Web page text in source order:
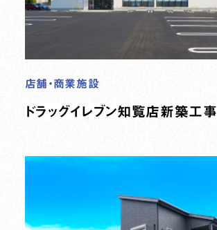
店舗・商業施設
ドラッグイレブン知覧店新築工事